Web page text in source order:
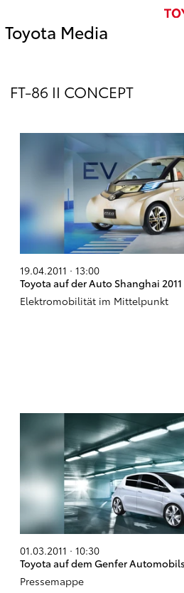
Toyota Media
FT-86 II CONCEPT
19.04.2011 · 13:00
Toyota auf der Auto Shanghai 2011
Elektromobilität im Mittelpunkt
01.03.2011 · 10:30
Toyota auf dem Genfer
Pressemappe